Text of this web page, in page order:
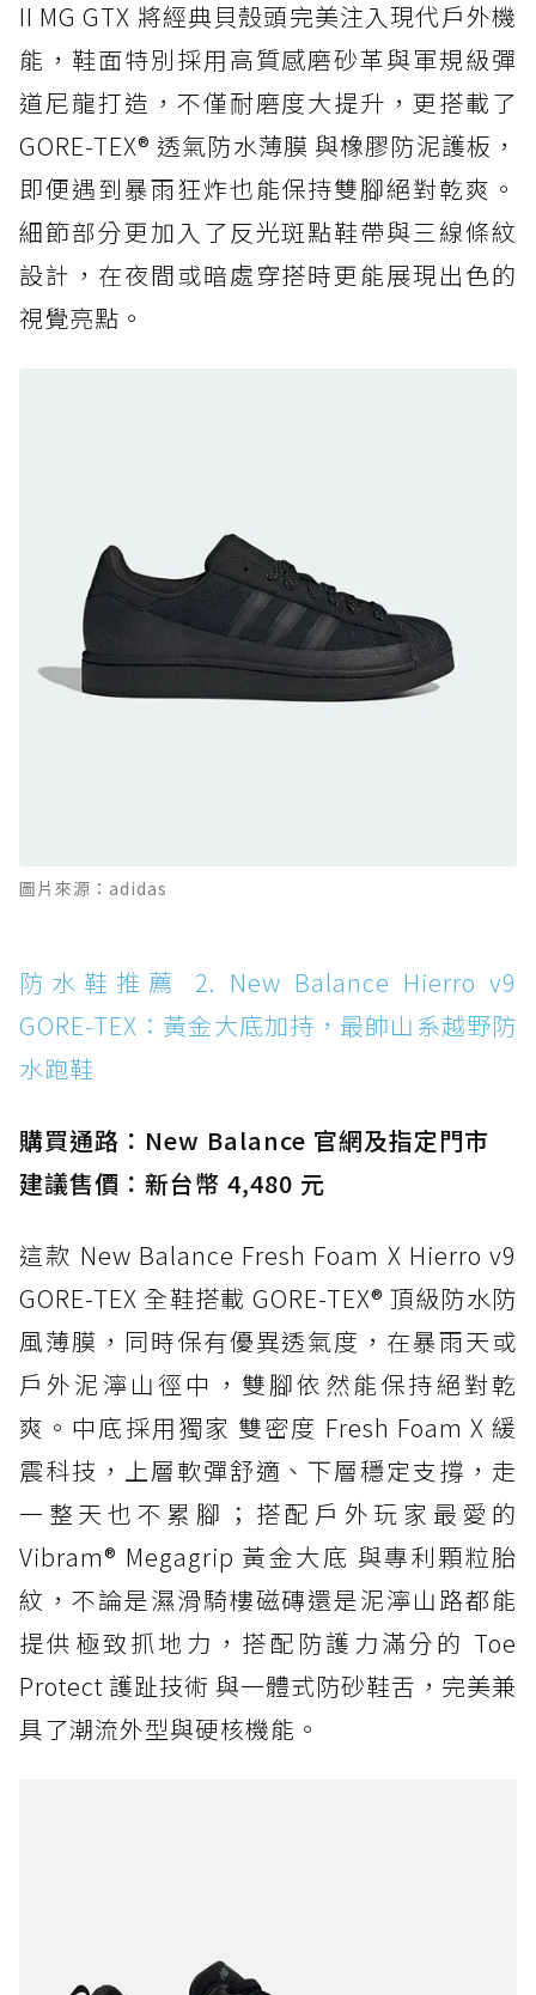
人必備山系鞋王！防滑、防水與街頭顏值一次攻
頂
防水鞋推薦 6. HOKA Stinson Evo GTX：越野
復刻厚底，GORE-TEX 防水與增高神器一次滿
黃靴同級頂級防水，輕量化工裝健走鞋雨天必備
防水鞋推薦 7. Timberland Motion Access：
黃靴同級頂級防水，輕量化工裝健走鞋雨天必備
防水鞋推薦 10. PUMA Voyage NITRO™ 4
GORE-TEX：氮氣中底注入，回彈與防滑兼具的
全天候越野跑鞋
防水鞋推薦 11. On Cloudhorizon 2 WP：腳
感軟彈、搭載 Missiongrip™ 的防水輕越野鞋
Boot：馬汀首款雨靴登場，經典八孔加上全防
防水鞋推薦 14. SKECHERS BADGER
WATERPROOF：一踩即穿懶人神器！搭載固特
異大底與全防水厚底健走鞋
防水鞋推薦 15. Brooks Cascadia 19 GTX：注
II MG GTX 將經典貝殼頭完美注入現代戶外機
能，鞋面特別採用高質感磨砂革與軍規級彈
道尼龍打造，不僅耐磨度大提升，更搭載了
GORE-TEX® 透氣防水薄膜 與橡膠防泥護板，
即便遇到暴雨狂炸也能保持雙腳絕對乾爽。
細節部分更加入了反光斑點鞋帶與三線條紋
設計，在夜間或暗處穿搭時更能展現出色的
視覺亮點。
圖片來源：adidas
防水鞋推薦 2. New Balance Hierro v9
GORE-TEX：黃金大底加持，最帥山系越野防
水跑鞋
購買通路：New Balance 官網及指定門市
建議售價：新台幣 4,480 元
這款 New Balance Fresh Foam X Hierro v9
GORE-TEX 全鞋搭載 GORE-TEX® 頂級防水防
風薄膜，同時保有優異透氣度，在暴雨天或
戶外泥濘山徑中，雙腳依然能保持絕對乾
爽。中底採用獨家 雙密度 Fresh Foam X 緩
震科技，上層軟彈舒適、下層穩定支撐，走
一整天也不累腳；搭配戶外玩家最愛的
Vibram® Megagrip 黃金大底 與專利顆粒胎
紋，不論是濕滑騎樓磁磚還是泥濘山路都能
提供極致抓地力，搭配防護力滿分的 Toe
Protect 護趾技術 與一體式防砂鞋舌，完美兼
具了潮流外型與硬核機能。